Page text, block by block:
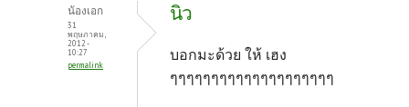
น้องเอก
31
พฤษภาคม,
2012 -
10:27
permalink
นิว
บอกมะด้วย ให้ เฮง
ๆๆๆๆๆๆๆๆๆๆๆๆๆๆๆๆๆๆๆๆ